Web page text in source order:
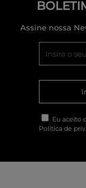
Assine nossa
Eu aceito
Política de